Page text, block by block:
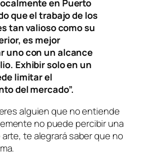
en Puerto
que el trabajo de los
tan valioso como su
es mejor
uno con un alcance
Exhibir solo en un
limitar el
del mercado”.
alguien que no entiende
no puede percibir una
te alegrará saber que no